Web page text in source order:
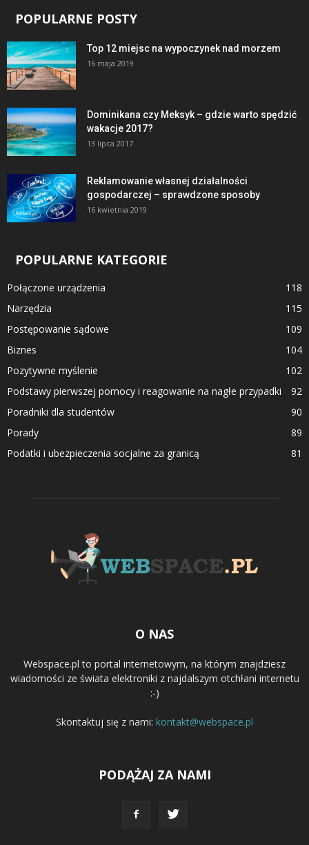
POPULARNE POSTY
Top 12 miejsc na wypoczynek nad morzem
16 maja 2019
Dominikana czy Meksyk – gdzie warto spędzić
wakacje 2017?
13 lipca 2017
Reklamowanie własnej działalności
gospodarczej – sprawdzone sposoby
16 kwietnia 2019
POPULARNE KATEGORIE
Połączone urządzenia
118
Narzędzia
115
Postępowanie sądowe
109
Biznes
104
Pozytywne myślenie
102
Podstawy pierwszej pomocy i reagowanie na nagłe przypadki
92
Poradniki dla studentów
90
Porady
89
Podatki i ubezpieczenia socjalne za granicą
81
O NAS
Webspace.pl to portal internetowym, na którym znajdziesz
wiadomości ze świata elektroniki z najdalszym otchłani internetu
:-)
Skontaktuj się z nami: kontakt@webspace.pl
PODĄŻAJ ZA NAMI